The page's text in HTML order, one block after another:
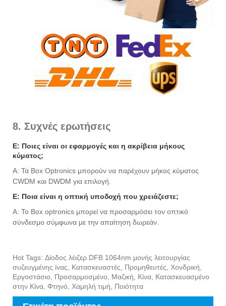
8. Συχνές ερωτήσεις
Ε: Ποιες είναι οι εφαρμογές και η ακρίβεια μήκους
κύματος;
Α: Τα Box Optronics μπορούν να παρέχουν μήκος κύματος
CWDM και DWDM για επιλογή.
Ε: Ποια είναι η οπτική υποδοχή που χρειάζεστε;
Α: Το Box optronics μπορεί να προσαρμόσει τον οπτικό
σύνδεσμο σύμφωνα με την απαίτηση δωρεάν.
Hot Tags: Δίοδος λέιζερ DFB 1064nm μονής λειτουργίας
συζευγμένης ίνας, Κατασκευαστές, Προμηθευτές, Χονδρική,
Εργοστάσιο, Προσαρμοσμένο, Μαζική, Κίνα, Κατασκευασμένο
στην Κίνα, Φτηνό, Χαμηλή τιμή, Ποιότητα